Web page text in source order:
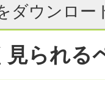
ダウンロー
見られる